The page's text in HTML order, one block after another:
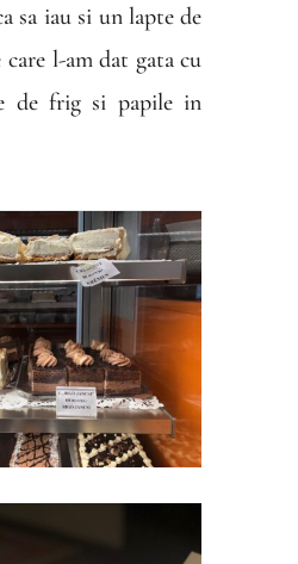
sa iau si un lapte de
care l-am dat gata cu
de frig si papile in